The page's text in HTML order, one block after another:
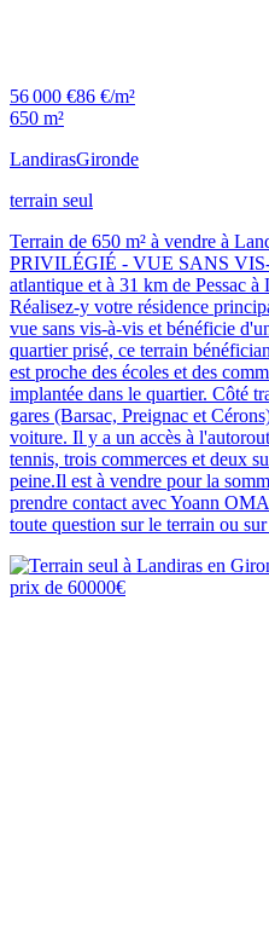
56 000 €86 €/m²
650 m²
LandirasGironde
terrain seul
Terrain de 650 m² à vendre à
PRIVILÉGIÉ - VUE SANS
atlantique et à 31 km de Pessac
Réalisez-y votre résidence
vue sans vis-à-vis et bénéficie
quartier prisé, ce terrain
est proche des écoles et des
implantée dans le quartier. Côté
gares (Barsac, Preignac et
voiture. Il y a un accès à
tennis, trois commerces et deux
peine.Il est à vendre pour la
prendre contact avec Yoann
toute question sur le terrain ou